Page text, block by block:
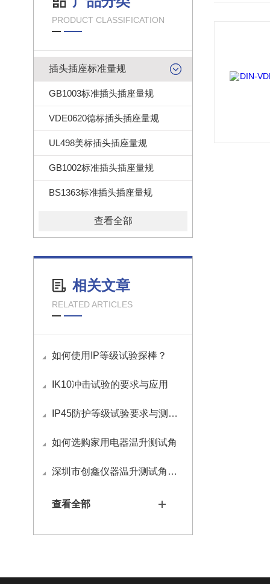
PRODUCT CLASSIFICATION
插头插座标准量规
GB1003标准插头插座量规
VDE0620德标插头插座量规
UL498美标插头插座量规
GB1002标准插头插座量规
BS1363标准插头插座量规
查看全部
相关文章
RELATED ARTICLES
如何使用IP等级试验探棒？
IK10冲击试验的要求与应用
IP45防护等级试验要求与测试方法
如何选购家用电器温升测试角
深圳市创鑫仪器温升测试角定制流程
查看全部